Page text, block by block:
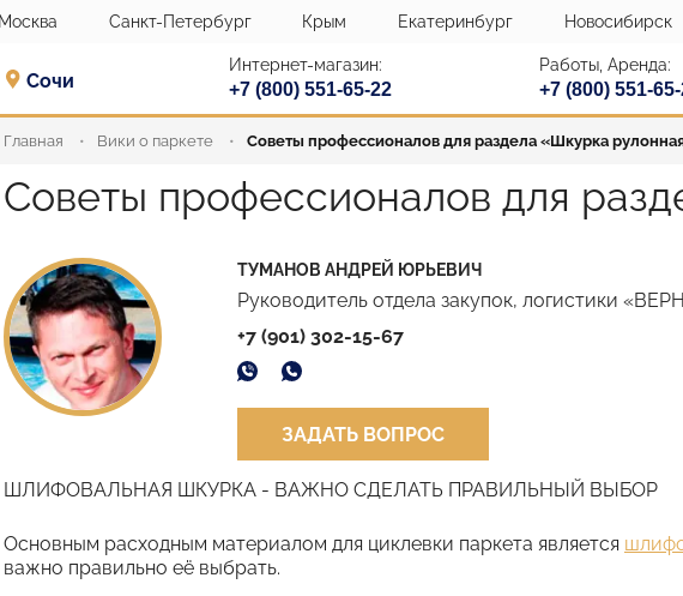
Москва Санкт-Петербург Крым Екатеринбург Новосибирск
Сочи
Интернет-магазин:
+7 (800) 551-65-22
Работы, Аренда:
+7 (800) 551-
Главная Вики о паркете Советы профессионалов для раздела «Шкурка
Советы профессионалов для
ТУМАНОВ АНДРЕЙ ЮРЬЕВИЧ
Руководитель отдела закупок, логистики
+7 (901) 302-15-67
ЗАДАТЬ ВОПРОС
ШЛИФОВАЛЬНАЯ ШКУРКА - ВАЖНО СДЕЛАТЬ ПРАВИЛЬНЫЙ ВЫБОР
Основным расходным материалом для циклевки паркета является
важно правильно её выбрать.